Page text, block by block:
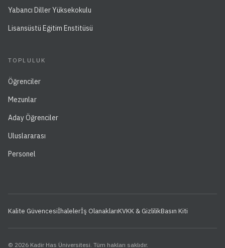
Yabancı Diller Yüksekokulu
Lisansüstü Eğitim Enstitüsü
TOPLULUK
Öğrenciler
Mezunlar
Aday Öğrenciler
Uluslararası
Personel
Kalite Güvencesiİhalelerİş OlanaklarıKVKK & GizlilikBasın Kiti
© 2026 Kadir Has Üniversitesi. Tüm hakları saklıdır.